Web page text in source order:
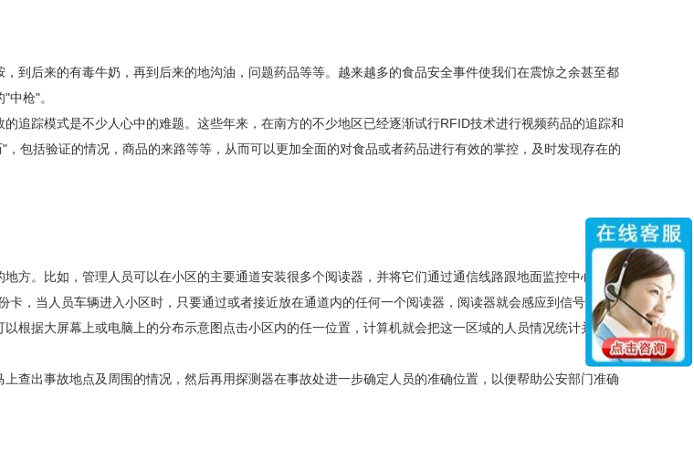
后来的有毒牛奶，再到后来的地沟油，问题药品等等。越来越多的食品安全事件使我们在震惊之余甚至都
中枪"。
踪模式是不少人心中的难题。这些年来，在南方的不少地区已经逐渐试行RFID技术进行视频药品的追踪和
包括验证的情况，商品的来路等等，从而可以更加全面的对食品或者药品进行有效的掌控，及时发现存在的
。比如，管理人员可以在小区的主要通道安装很多个阅读器，并将它们通过通信线路跟地面监控中心的计
，当人员车辆进入小区时，只要通过或者接近放在通道内的任何一个阅读器，阅读器就会感应到信号同时立
根据大屏幕上或电脑上的分布示意图点击小区内的任一位置，计算机就会把这一区域的人员情况统计并且显
出事故地点及周围的情况，然后再用探测器在事故处进一步确定人员的准确位置，以便帮助公安部门准确